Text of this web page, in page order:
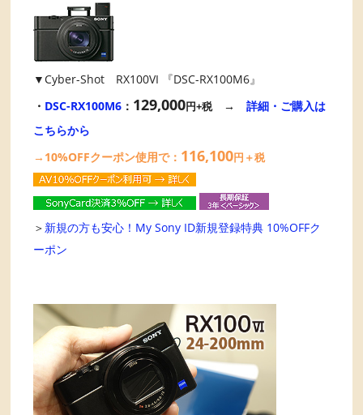
▼Cyber-Shot RX100VI 『DSC-RX100M6』
・ DSC-RX100M6 ： 129,000円+税→詳細・ご購入は
こちらから
→10%OFFクーポン使用で： 116,100円＋税
＞ 新規の方も安心！My Sony ID新規登録特典 10%OFFク
ーポン